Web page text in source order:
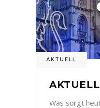
AKTUELL
Was sorgt